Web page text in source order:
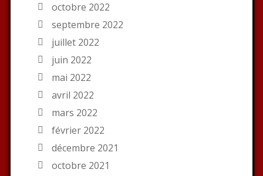
octobre 2022
septembre 2022
juillet 2022
juin 2022
mai 2022
avril 2022
mars 2022
février 2022
décembre 2021
octobre 2021